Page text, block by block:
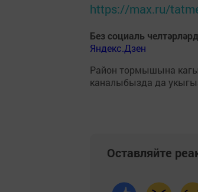
https://max.ru/
Без социаль
Яндекс.Дзен
Район тормышына
каналыбызда да
Оставляйте